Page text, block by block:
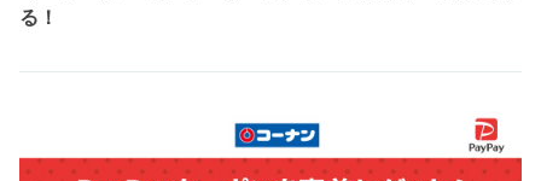
る！